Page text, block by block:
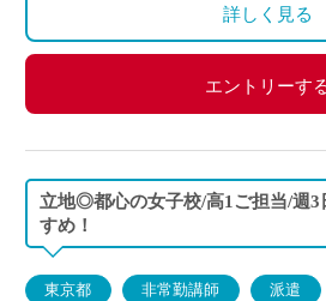
詳しく見る
エントリーす
立地◎都心の女子校/高1ご担当/週3
すめ！
東京都 非常勤講師 派遣